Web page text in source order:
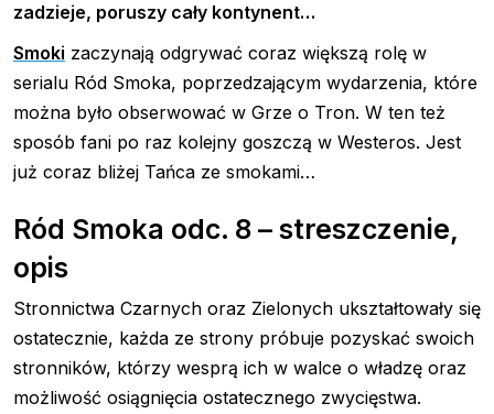
zadzieje, poruszy cały kontynent…
Smoki zaczynają odgrywać coraz większą rolę w
serialu Ród Smoka, poprzedzającym wydarzenia, które
można było obserwować w Grze o Tron. W ten też
sposób fani po raz kolejny goszczą w Westeros. Jest
już coraz bliżej Tańca ze smokami…
Ród Smoka odc. 8 – streszczenie,
opis
Stronnictwa Czarnych oraz Zielonych ukształtowały się
ostatecznie, każda ze strony próbuje pozyskać swoich
stronników, którzy wesprą ich w walce o władzę oraz
możliwość osiągnięcia ostatecznego zwycięstwa.